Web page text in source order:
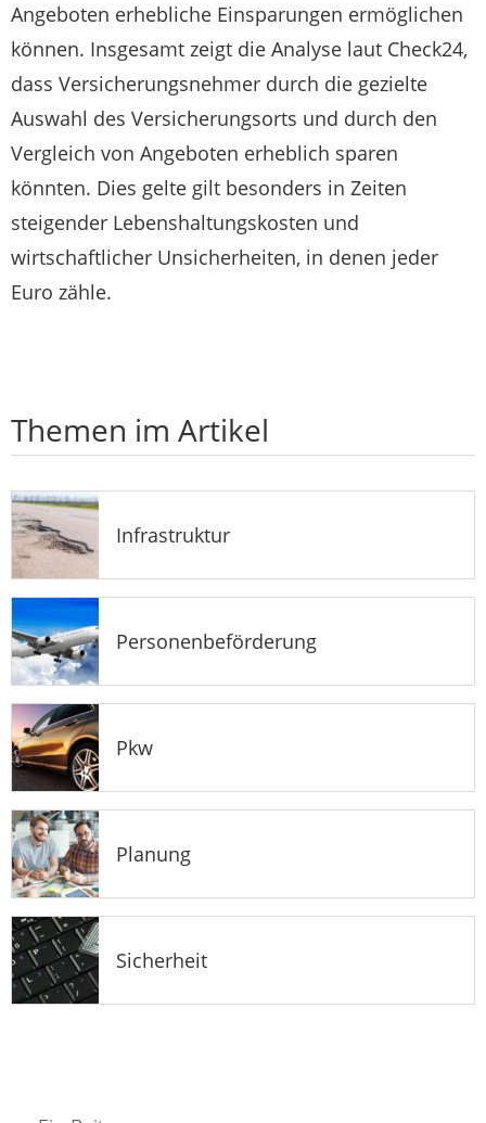
Angeboten erhebliche Einsparungen ermöglichen
können. Insgesamt zeigt die Analyse laut Check24,
dass Versicherungsnehmer durch die gezielte
Auswahl des Versicherungsorts und durch den
Vergleich von Angeboten erheblich sparen
könnten. Dies gelte gilt besonders in Zeiten
steigender Lebenshaltungskosten und
wirtschaftlicher Unsicherheiten, in denen jeder
Euro zähle.
Themen im Artikel
Infrastruktur
Personenbeförderung
Pkw
Planung
Sicherheit